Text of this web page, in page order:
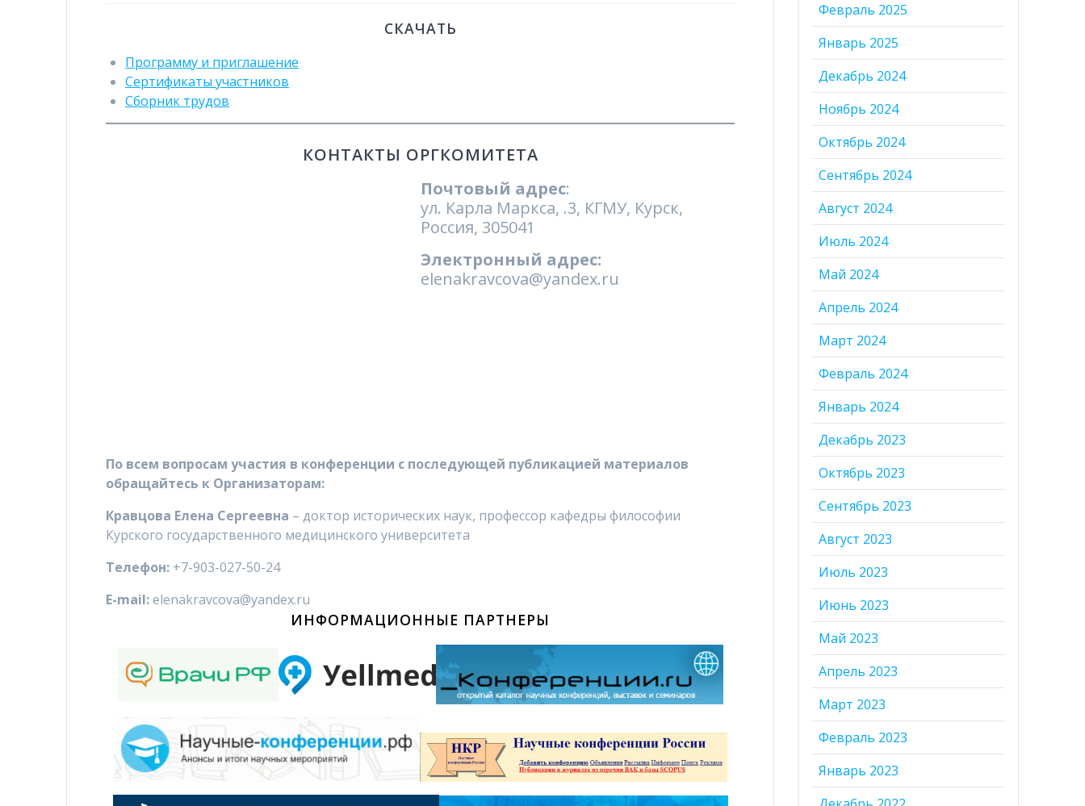
СКАЧАТЬ
Программу и приглашение
Сертификаты участников
Сборник трудов
КОНТАКТЫ ОРГКОМИТЕТА
Почтовый адрес:
ул. Карла Маркса, .3, КГМУ, Курск,
Россия, 305041
Электронный адрес:
elenakravcova@yandex.ru
По всем вопросам участия в конференции с последующей публикацией материалов
обращайтесь к Организаторам:
Кравцова Елена Сергеевна – доктор исторических наук, профессор кафедры философии
Курского государственного медицинского университета
Телефон: +7-903-027-50-24
E-mail:elenakravcova@yandex.ru
ИНФОРМАЦИОННЫЕ ПАРТНЕРЫ
Февраль 2025
Январь 2025
Декабрь 2024
Ноябрь 2024
Октябрь 2024
Сентябрь 2024
Август 2024
Июль 2024
Май 2024
Апрель 2024
Март 2024
Февраль 2024
Январь 2024
Декабрь 2023
Октябрь 2023
Сентябрь 2023
Август 2023
Июль 2023
Июнь 2023
Май 2023
Апрель 2023
Март 2023
Февраль 2023
Январь 2023